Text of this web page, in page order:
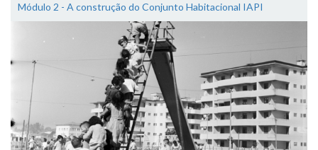
Módulo 2 - A construção do Conjunto Habitacional IAPI